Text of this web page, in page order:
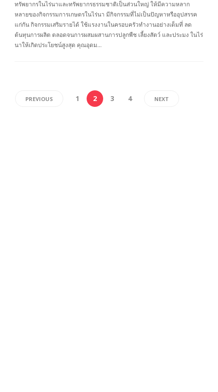
ทรัพยากรในไร่นาและทรัพยากรธรรมชาติเป็นส่วนใหญ่ ให้มีความหลาก
หลายของกิจกรรมการเกษตรในไร่นา มีกิจกรรมที่ไม่เป็นปัญหาหรืออุปสรรค
แก่กัน กิจกรรมเสริมรายได้ ใช้แรงงานในครอบครัวทำงานอย่างเต็มที่ ลด
ต้นทุนการผลิต ตลอดจนการผสมผสานการปลูกพืช เลี้ยงสัตว์ และประมง ในไร่
นาให้เกิดประโยชน์สูงสุด คุณอุดม…
PREVIOUS 1 2 3 4 NEXT